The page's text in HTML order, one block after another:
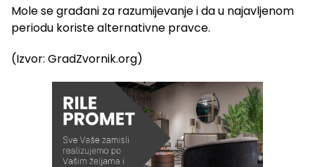
Mole se građani za razumijevanje i da u najavljenom
periodu koriste alternativne pravce.
(Izvor: GradZvornik.org)